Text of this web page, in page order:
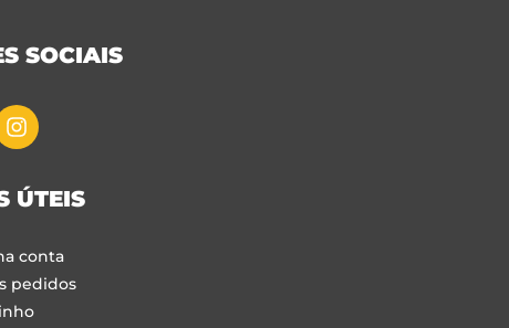
SOCIAIS
ÚTEIS
conta
pedidos